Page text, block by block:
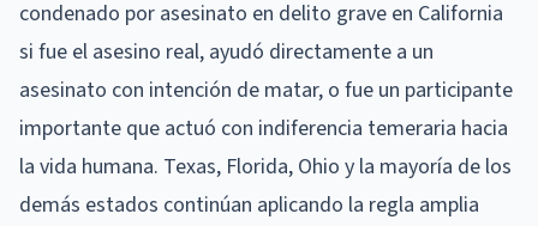
condenado por asesinato en delito grave en California
si fue el asesino real, ayudó directamente a un
asesinato con intención de matar, o fue un participante
importante que actuó con indiferencia temeraria hacia
la vida humana. Texas, Florida, Ohio y la mayoría de los
demás estados continúan aplicando la regla amplia